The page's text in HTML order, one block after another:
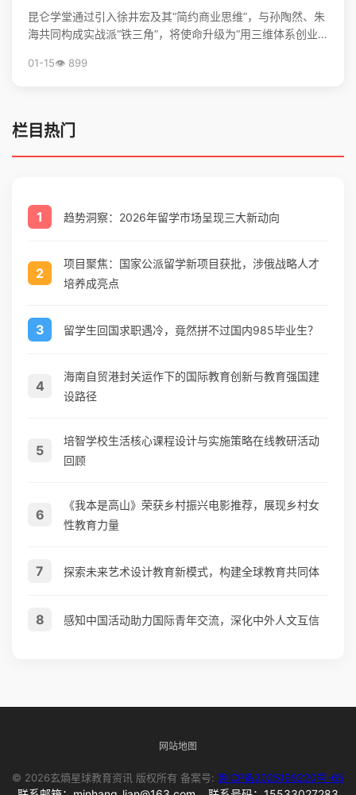
昆仑学堂通过引入徐井宏及其“简约商业思维”，与孙陶然、朱
海共同构成实战派“铁三角”，将使命升级为“用三维体系创业
01-15👁️ 899
栏目热门
1 趋势洞察：2026年留学市场呈现三大新动向
2
项目聚焦：国家公派留学新项目获批，涉俄战略人才
培养成亮点
3 留学生回国求职遇冷，竟然拼不过国内985毕业生？
4
海南自贸港封关运作下的国际教育创新与教育强国建
设路径
5
培智学校生活核心课程设计与实施策略在线教研活动
回顾
6
《我本是高山》荣获乡村振兴电影推荐，展现乡村女
性教育力量
7 探索未来艺术设计教育新模式，构建全球教育共同体
8 感知中国活动助力国际青年交流，深化中外人文互信
网站地图
© 2026玄熵星球教育资讯 版权所有 备案号: 鲁ICP备2025199220号-65